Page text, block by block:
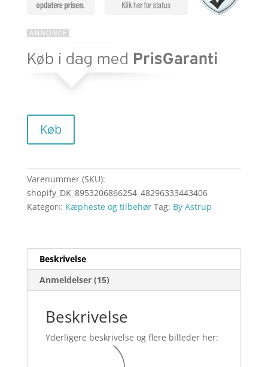
kr.
Køb
Varenummer (SKU):
shopify_DK_8953206866254_48296333443406
Kategori: Kæpheste og tilbehør Tag: By Astrup
Beskrivelse
Anmeldelser (15)
Beskrivelse
Yderligere beskrivelse og flere billeder her: